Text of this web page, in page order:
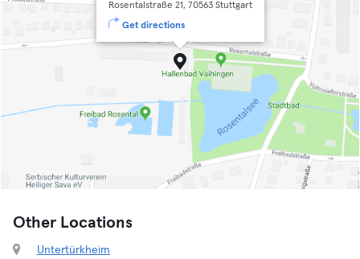
Rosentalstraße 21, 70563 Stuttgart
Get directions
Other Locations
Untertürkheim